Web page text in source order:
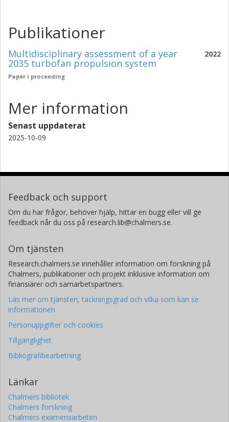
Publikationer
2022
Multidisciplinary assessment of a year
2035 turbofan propulsion system
Paper i proceeding
Mer information
Senast uppdaterat
2025-10-09
Feedback och support
Om du har frågor, behöver hjälp, hittar en bugg eller vill ge
feedback når du oss på research.lib@chalmers.se.
Om tjänsten
Research.chalmers.se innehåller information om forskning på
Chalmers, publikationer och projekt inklusive information om
finansiärer och samarbetspartners.
Läs mer om tjänsten, täckningsgrad och vilka som kan se
informationen
Personuppgifter och cookies
Tillgänglighet
Bibliografibearbetning
Länkar
Chalmers bibliotek
Chalmers forskning
Chalmers examensarbeten